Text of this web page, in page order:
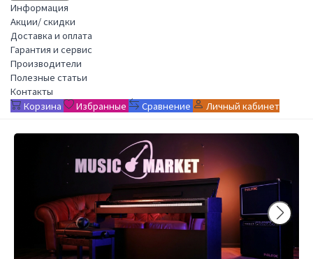
Информация
Акции/ скидки
Доставка и оплата
Гарантия и сервис
Производители
Полезные статьи
Контакты
Корзина
Избранные Сравнение Личный кабинет